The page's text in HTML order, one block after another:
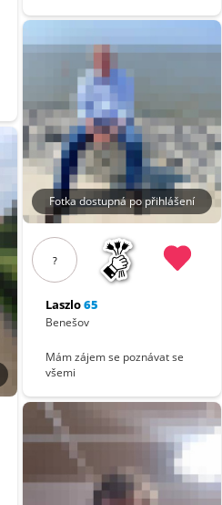
Fotka dostupná po přihlášení
?
Laszlo65
Benešov
Mám zájem se poznávat se
všemi